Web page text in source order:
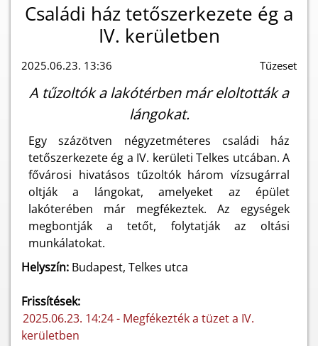
Családi ház tetőszerkezete ég a
IV. kerületben
2025.06.23. 13:36 Tűzeset
A tűzoltók a lakótérben már eloltották a
lángokat.
Egy százötven négyzetméteres családi ház
tetőszerkezete ég a IV. kerületi Telkes utcában. A
fővárosi hivatásos tűzoltók három vízsugárral
oltják a lángokat, amelyeket az épület
lakóterében már megfékeztek. Az egységek
megbontják a tetőt, folytatják az oltási
munkálatokat.
Helyszín: Budapest, Telkes utca
Frissítések:
2025.06.23. 14:24 - Megfékezték a tüzet a IV.
kerületben